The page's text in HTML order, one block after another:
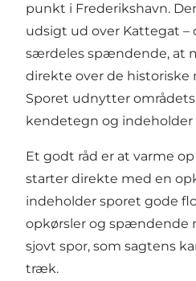
punkt i Frederikshavn.
udsigt ud over Kattegat
særdeles spændende, at
direkte over de
Sporet udnytter
kendetegn og indeholder
Et godt råd er at varme
starter direkte med en
indeholder sporet gode
opkørsler og spændende
sjovt spor, som sagtens
træk.